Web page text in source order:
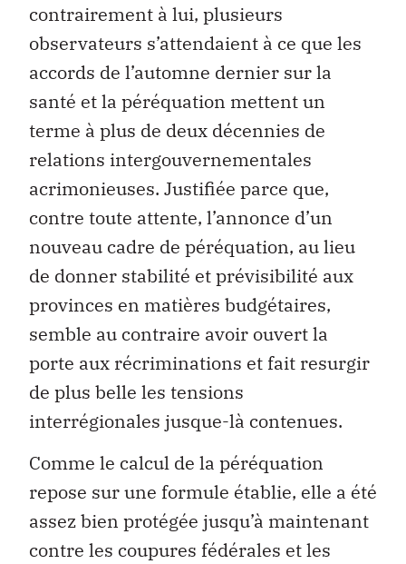
contrairement à lui, plusieurs
observateurs s’attendaient à ce que les
accords de l’automne dernier sur la
santé et la péréquation mettent un
terme à plus de deux décennies de
relations intergouvernementales
acrimonieuses. Justifiée parce que,
contre toute attente, l’annonce d’un
nouveau cadre de péréquation, au lieu
de donner stabilité et prévisibilité aux
provinces en matières budgétaires,
semble au contraire avoir ouvert la
porte aux récriminations et fait resurgir
de plus belle les tensions
interrégionales jusque-là contenues.
Comme le calcul de la péréquation
repose sur une formule établie, elle a été
assez bien protégée jusqu’à maintenant
contre les coupures fédérales et les